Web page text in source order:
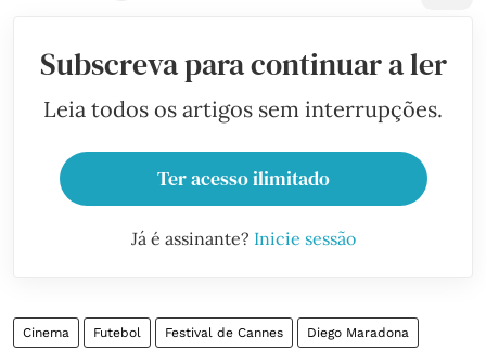
Subscreva para continuar a ler
Leia todos os artigos sem interrupções.
Ter acesso ilimitado
Já é assinante? Inicie sessão
Cinema Futebol Festival de Cannes Diego Maradona